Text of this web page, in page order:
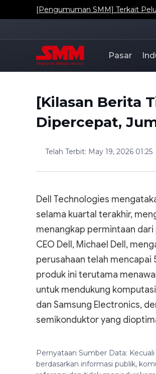
[Pengumuman SMM] Terkait
Pasar
[Kilasan Berita
Dipercepat,
Telah Terbit: May 19, 2026 01:25
Dell Technologies
selama kuartal terakhir,
menangkap permintaan
CEO Dell, Michael Dell,
perusahaan telah mencapai
produk ini terutama
untuk mendukung
dan Samsung Electronics,
semikonduktor yang
Pernyataan Sumber Data:
berdasarkan informasi publik,